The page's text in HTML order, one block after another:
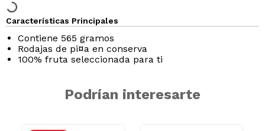
Características Principales
Contiene 565 gramos
Rodajas de pi¤a en conserva
100% fruta seleccionada para ti
Podrían interesarte